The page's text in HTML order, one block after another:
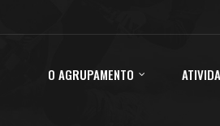
O AGRUPAMENTO